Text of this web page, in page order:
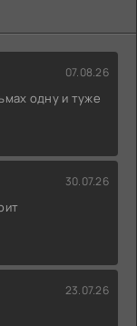
07.08.26
одну и туже
30.07.26
23.07.26